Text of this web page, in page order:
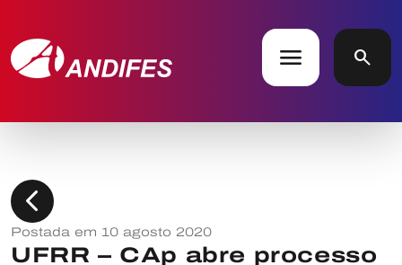
menu search
chevron_left
Postada em 10 agosto 2020
UFRR – CAp abre processo